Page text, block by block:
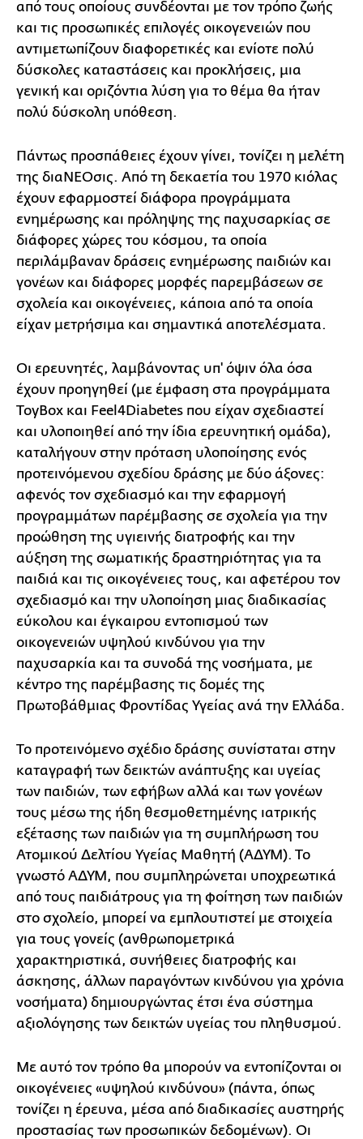
από τους οποίους συνδέονται με τον τρόπο ζωής
και τις προσωπικές επιλογές οικογενειών που
αντιμετωπίζουν διαφορετικές και ενίοτε πολύ
δύσκολες καταστάσεις και προκλήσεις, μια
γενική και οριζόντια λύση για το θέμα θα ήταν
πολύ δύσκολη υπόθεση.
Πάντως προσπάθειες έχουν γίνει, τονίζει η μελέτη
της διαΝΕΟσις. Από τη δεκαετία του 1970 κιόλας
έχουν εφαρμοστεί διάφορα προγράμματα
ενημέρωσης και πρόληψης της παχυσαρκίας σε
διάφορες χώρες του κόσμου, τα οποία
περιλάμβαναν δράσεις ενημέρωσης παιδιών και
γονέων και διάφορες μορφές παρεμβάσεων σε
σχολεία και οικογένειες, κάποια από τα οποία
είχαν μετρήσιμα και σημαντικά αποτελέσματα.
Οι ερευνητές, λαμβάνοντας υπ' όψιν όλα όσα
έχουν προηγηθεί (με έμφαση στα προγράμματα
ToyBox και Feel4Diabetes που είχαν σχεδιαστεί
και υλοποιηθεί από την ίδια ερευνητική ομάδα),
καταλήγουν στην πρόταση υλοποίησης ενός
προτεινόμενου σχεδίου δράσης με δύο άξονες:
αφενός τον σχεδιασμό και την εφαρμογή
προγραμμάτων παρέμβασης σε σχολεία για την
προώθηση της υγιεινής διατροφής και την
αύξηση της σωματικής δραστηριότητας για τα
παιδιά και τις οικογένειες τους, και αφετέρου τον
σχεδιασμό και την υλοποίηση μιας διαδικασίας
εύκολου και έγκαιρου εντοπισμού των
οικογενειών υψηλού κινδύνου για την
παχυσαρκία και τα συνοδά της νοσήματα, με
κέντρο της παρέμβασης τις δομές της
Πρωτοβάθμιας Φροντίδας Υγείας ανά την Ελλάδα.
Το προτεινόμενο σχέδιο δράσης συνίσταται στην
καταγραφή των δεικτών ανάπτυξης και υγείας
των παιδιών, των εφήβων αλλά και των γονέων
τους μέσω της ήδη θεσμοθετημένης ιατρικής
εξέτασης των παιδιών για τη συμπλήρωση του
Ατομικού Δελτίου Υγείας Μαθητή (ΑΔΥΜ). Το
γνωστό ΑΔΥΜ, που συμπληρώνεται υποχρεωτικά
από τους παιδιάτρους για τη φοίτηση των παιδιών
στο σχολείο, μπορεί να εμπλουτιστεί με στοιχεία
για τους γονείς (ανθρωπομετρικά
χαρακτηριστικά, συνήθειες διατροφής και
άσκησης, άλλων παραγόντων κινδύνου για χρόνια
νοσήματα) δημιουργώντας έτσι ένα σύστημα
αξιολόγησης των δεικτών υγείας του πληθυσμού.
Με αυτό τον τρόπο θα μπορούν να εντοπίζονται οι
οικογένειες «υψηλού κινδύνου» (πάντα, όπως
τονίζει η έρευνα, μέσα από διαδικασίες αυστηρής
προστασίας των προσωπικών δεδομένων). Οι